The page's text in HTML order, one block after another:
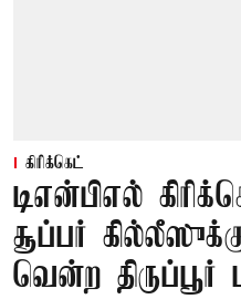
கிரிக்கெட்
டிஎன்பிஎல்
சூப்பர்
வென்ற திருப்பூர்